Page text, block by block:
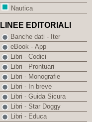
Nautica
LINEE EDITORIALI
Banche dati - Iter
eBook - App
Libri - Codici
Libri - Prontuari
Libri - Monografie
Libri - In breve
Libri - Guida Sicura
Libri - Star Doggy
Libri - Educa